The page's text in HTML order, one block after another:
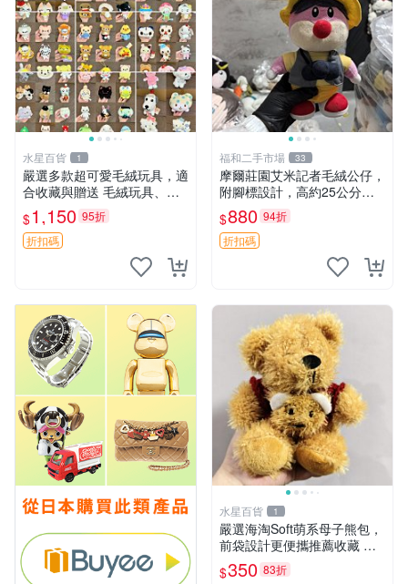
水星百貨 1
嚴選多款超可愛毛絨玩具，適
合收藏與贈送 毛絨玩具、抱
枕、公仔
$1,150 95折
折扣碼
福和二手市場 33
摩爾莊園艾米記者毛絨公仔，
附腳標設計，高約25公分，
全新未拆封，限量珍藏。艾米
記者 毛絨公仔 超萌玩偶
$880 94折
折扣碼
水星百貨 1
嚴選海淘Soft萌系母子熊包，
前袋設計更便攜推薦收藏 母
子熊 軟綿綿 包包
$350 83折